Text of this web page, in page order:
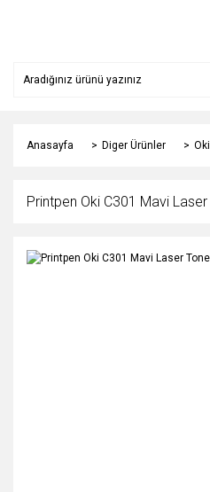
Anasayfa Diger Ürünler
Printpen Oki C301 Mavi